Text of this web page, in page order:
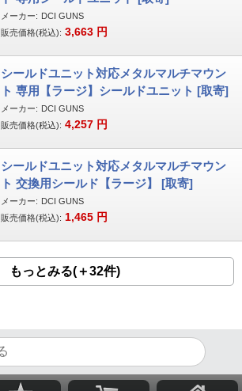
メーカー: DCI GUNS
販売価格(税込): 3,663 円
シールドユニット対応メタルマルチマウン
ト 専用【ラージ】シールドユニット [取寄]
メーカー: DCI GUNS
販売価格(税込): 4,257 円
シールドユニット対応メタルマルチマウン
ト 交換用シールド【ラージ】 [取寄]
メーカー: DCI GUNS
販売価格(税込): 1,465 円
もっとみる(＋32件)